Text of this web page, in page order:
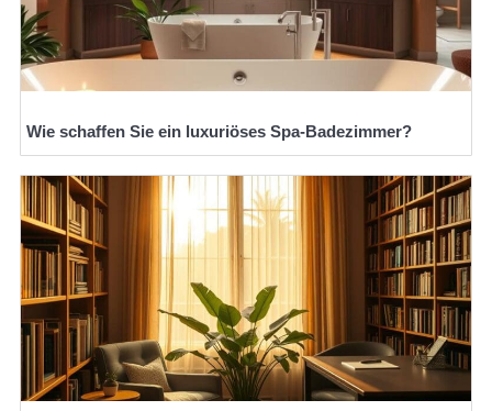
Wie schaffen Sie ein luxuriöses Spa-Badezimmer?